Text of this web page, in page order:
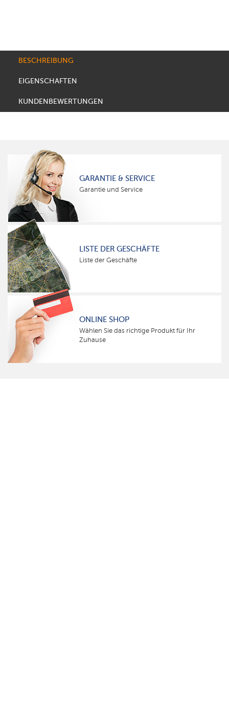
BESCHREIBUNG
EIGENSCHAFTEN
KUNDENBEWERTUNGEN
GARANTIE & SERVICE
Garantie und Service
LISTE DER GESCHÄFTE
Liste der Geschäfte
ONLINE SHOP
Wählen Sie das richtige Produkt für Ihr
Zuhause